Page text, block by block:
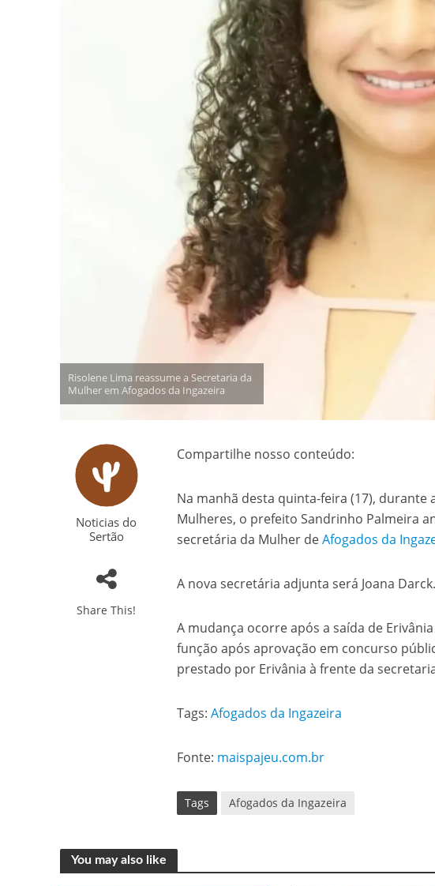
Risolene Lima reassume a Secretaria da
Mulher em Afogados da Ingazeira
Noticias do
Sertão
Share This!
Compartilhe nosso conteúdo:
Na manhã desta quinta-feira (17), durante
Mulheres, o prefeito Sandrinho Palmeira
secretária da Mulher deAfogados da
A nova secretária adjunta será Joana Darck.
A mudança ocorre após a saída de
função após aprovação em concurso
prestado por Erivânia à frente da
Tags: Afogados da Ingazeira
Fonte: maispajeu.com.br
Tags Afogados da Ingazeira
You may also like